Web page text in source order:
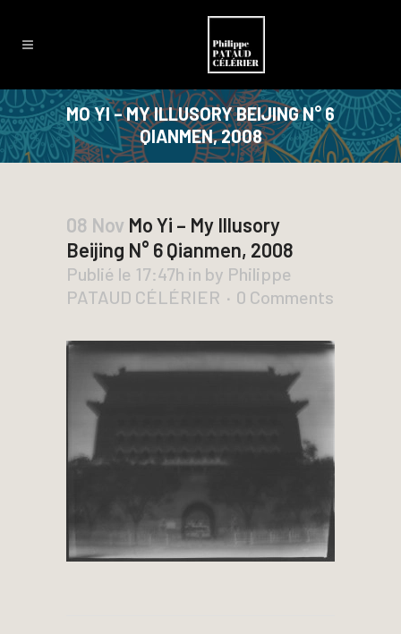
MO YI – MY ILLUSORY BEIJING N° 6
QIANMEN, 2008
08 Nov Mo Yi – My Illusory
Beijing N° 6 Qianmen, 2008
Publié le 17:47h in by Philippe
PATAUD CÉLÉRIER
0 Comments